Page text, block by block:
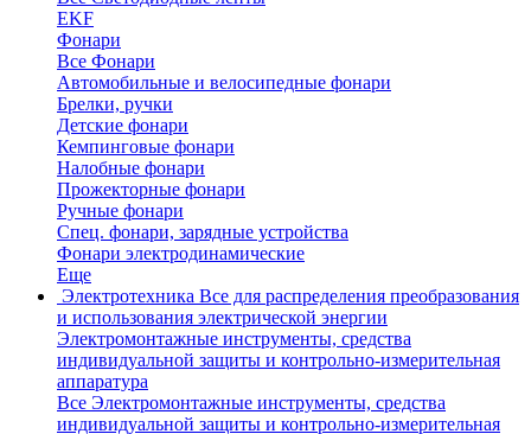
EKF
Фонари
Все Фонари
Автомобильные и велосипедные фонари
Брелки, ручки
Детские фонари
Кемпинговые фонари
Налобные фонари
Прожекторные фонари
Ручные фонари
Спец. фонари, зарядные устройства
Фонари электродинамические
Еще
Электротехника Все для распределения преобразования
и использования электрической энергии
Электромонтажные инструменты, средства
индивидуальной защиты и контрольно-измерительная
аппаратура
Все Электромонтажные инструменты, средства
индивидуальной защиты и контрольно-измерительная